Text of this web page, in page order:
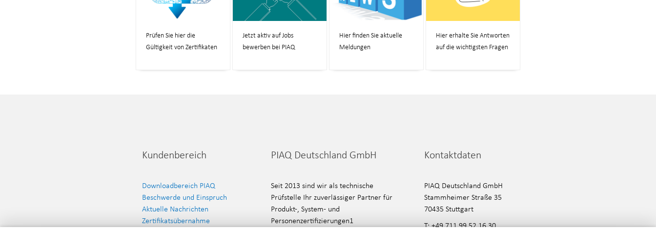
Prüfen Sie hier die
Gültigkeit von Zertifikaten
Jetzt aktiv auf Jobs
bewerben bei PIAQ
Hier finden Sie aktuelle
Meldungen
Hier erhalte Sie Antworten
auf die wichtigsten Fragen
Kundenbereich
Downloadbereich PIAQ
Beschwerde und Einspruch
Aktuelle Nachrichten
Zertifikatsübernahme
PIAQ Deutschland GmbH
Seit 2013 sind wir als technische
Prüfstelle Ihr zuverlässiger Partner für
Produkt-, System- und
Personenzertifizierungen1
Kontaktdaten
PIAQ Deutschland GmbH
Stammheimer Straße 35
70435 Stuttgart
T:+49 711 99 52 16 30